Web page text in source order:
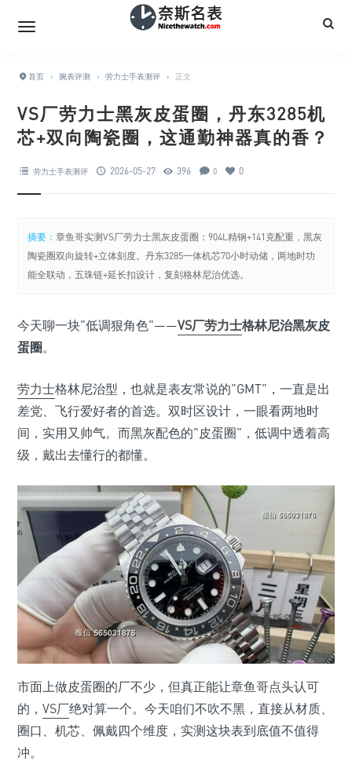
首页 › 腕表评测 › 劳力士手表测评 › 正文
VS厂劳力士黑灰皮蛋圈，丹东3285机
芯+双向陶瓷圈，这通勤神器真的香？
劳力士手表测评 2026-05-27 396 0 0
摘要：章鱼哥实测VS厂劳力士黑灰皮蛋圈：904L精钢+141克配重，黑灰
陶瓷圈双向旋转+立体刻度。丹东3285一体机芯70小时动储，两地时功
能全联动，五珠链+延长扣设计，复刻格林尼治优选。
今天聊一块"低调狠角色"——VS厂劳力士格林尼治黑灰皮
蛋圈。
劳力士格林尼治型，也就是表友常说的"GMT"，一直是出
差党、飞行爱好者的首选。双时区设计，一眼看两地时
间，实用又帅气。而黑灰配色的"皮蛋圈"，低调中透着高
级，戴出去懂行的都懂。
市面上做皮蛋圈的厂不少，但真正能让章鱼哥点头认可
的， VS厂绝对算一个。今天咱们不吹不黑，直接从材质、
圈口、机芯、佩戴四个维度，实测这块表到底值不值得
冲。